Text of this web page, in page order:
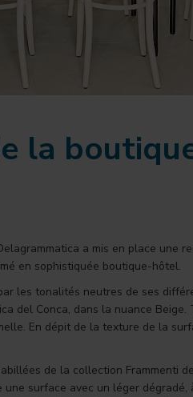
la
a mis en place une
en sophistiquée boutique-hôtel.
les tonalités neutres de ses
del Conca, dans la nuance
En dépit de la texture de la
de la collection Frammenti
surface avec un léger